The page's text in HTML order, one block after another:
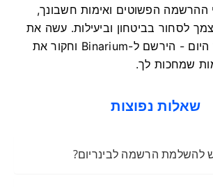
ההרשמה הפשוטים ואימות חשבונך,
לסחור בביטחון וביעילות. עשה את
הצעד הראשון עוד היום - הירשם ל-Binarium וחקור את
שמחכות לך.
שאלות נפוצות
להשלמת הרשמה לבינריום?